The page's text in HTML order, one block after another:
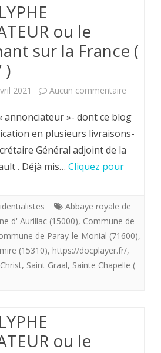
ou le
sur la France (
)
2021 Aucun commentaire
régnant
sur
»- dont ce blog
en plusieurs livraisons-
Général adjoint de la
. Déjà mis… Cliquez pour
Abbaye royale de
d' Aurillac (15000), Commune de
de Paray-le-Monial (71600),
(15310), https://docplayer.fr/,
, Saint Graal, Sainte Chapelle (
ou le